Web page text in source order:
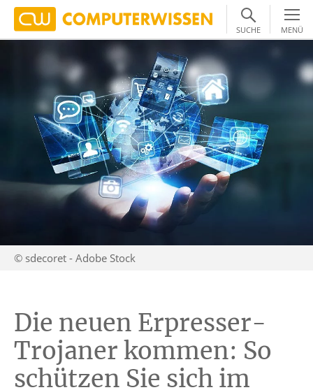
SUCHE MENÜ
© sdecoret - Adobe Stock
Die neuen Erpresser-
Trojaner kommen: So
schützen Sie sich im